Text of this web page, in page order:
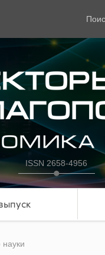
ISSN 2658-4956